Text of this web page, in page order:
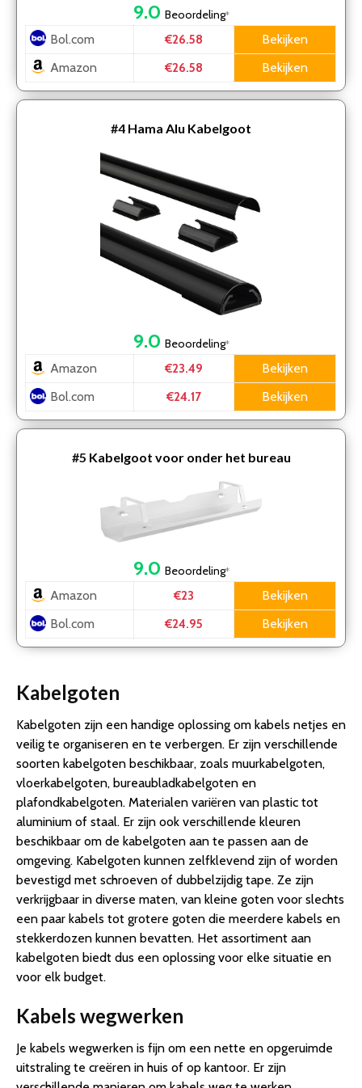
9.0 Beoordeling*
Bol.com €26.58
Bekijken
Amazon
€26.58 Bekijken
#4 Hama Alu Kabelgoot
9.0 Beoordeling*
Amazon €23.49
Bekijken
Bol.com
€24.17 Bekijken
#5 Kabelgoot voor onder het bureau
9.0 Beoordeling*
Amazon €23
Bekijken
Bol.com
€24.95 Bekijken
Kabelgoten
Kabelgoten zijn een handige oplossing om kabels netjes en
veilig te organiseren en te verbergen. Er zijn verschillende
soorten kabelgoten beschikbaar, zoals muurkabelgoten,
vloerkabelgoten, bureaubladkabelgoten en
plafondkabelgoten. Materialen variëren van plastic tot
aluminium of staal. Er zijn ook verschillende kleuren
beschikbaar om de kabelgoten aan te passen aan de
omgeving. Kabelgoten kunnen zelfklevend zijn of worden
bevestigd met schroeven of dubbelzijdig tape. Ze zijn
verkrijgbaar in diverse maten, van kleine goten voor slechts
een paar kabels tot grotere goten die meerdere kabels en
stekkerdozen kunnen bevatten. Het assortiment aan
kabelgoten biedt dus een oplossing voor elke situatie en
voor elk budget.
Kabels wegwerken
Je kabels wegwerken is fijn om een nette en opgeruimde
uitstraling te creëren in huis of op kantoor. Er zijn